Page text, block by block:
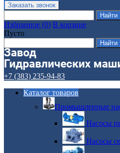
Избранное (0) В корзине
Пусто
+7 (383) 235-94-83
Каталог товаров
Промышленные
Насосы
Насосы